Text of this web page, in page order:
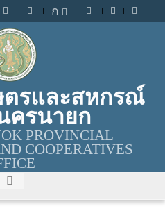
ก
ตรและสหกรณ์
ครนายก
PROVINCIAL
COOPERATIVES